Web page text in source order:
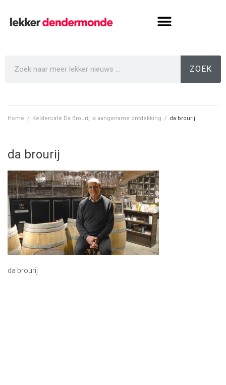
ZOEK
Home / Keldercafé Da Brourij is aangename ontdekking / da brourij
da brourij
da brourij